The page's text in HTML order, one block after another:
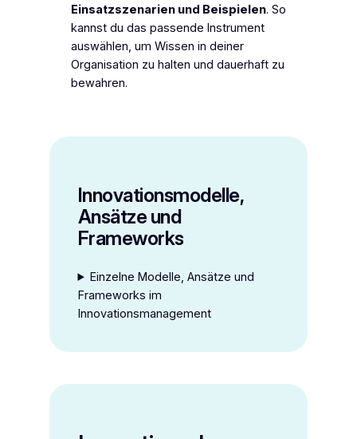
Einsatzszenarien und Beispielen. So
kannst du das passende Instrument
auswählen, um Wissen in deiner
Organisation zu halten und dauerhaft zu
bewahren.
Innovationsmodelle,
Ansätze und
Frameworks
Einzelne Modelle, Ansätze und
Frameworks im
Innovationsmanagement